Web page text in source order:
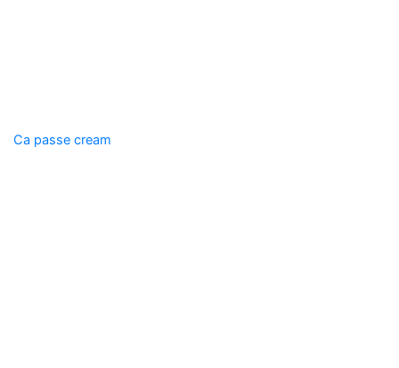
Ca passe cream